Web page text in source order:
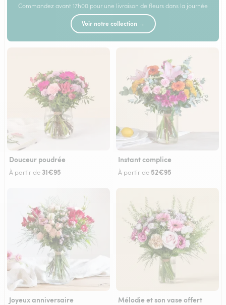
Commandez avant 17h00 pour une livraison de fleurs dans la journée
Voir notre collection →
Douceur poudrée
À partir de 31€95
Instant complice
À partir de 52€95
Joyeux anniversaire Mélodie et son vase offert